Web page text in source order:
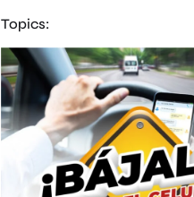
Topics: